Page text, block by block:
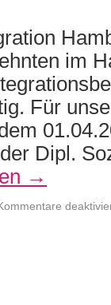
im
Für
Dipl.
→